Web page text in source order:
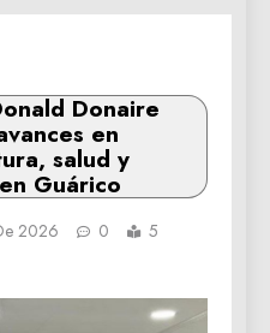
Donaire
en
salud y
Guárico
2026 0
5